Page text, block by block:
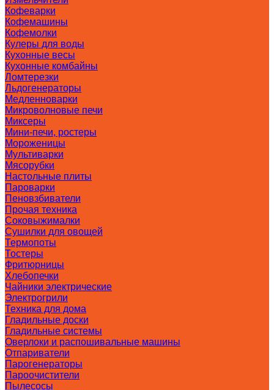
Кофеварки
Кофемашины
Кофемолки
Кулеры для воды
Кухонные весы
Кухонные комбайны
Ломтерезки
Льдогенераторы
Медленноварки
Микроволновые печи
Миксеры
Мини-печи, ростеры
Мороженицы
Мультиварки
Мясорубки
Настольные плиты
Пароварки
Пеновзбиватели
Прочая техника
Соковыжималки
Сушилки для овощей
Термопоты
Тостеры
Фритюрницы
Хлебопечки
Чайники электрические
Электрогрили
Техника для дома
Гладильные доски
Гладильные системы
Оверлоки и распошивальные машины
Отпариватели
Парогенераторы
Пароочистители
Пылесосы